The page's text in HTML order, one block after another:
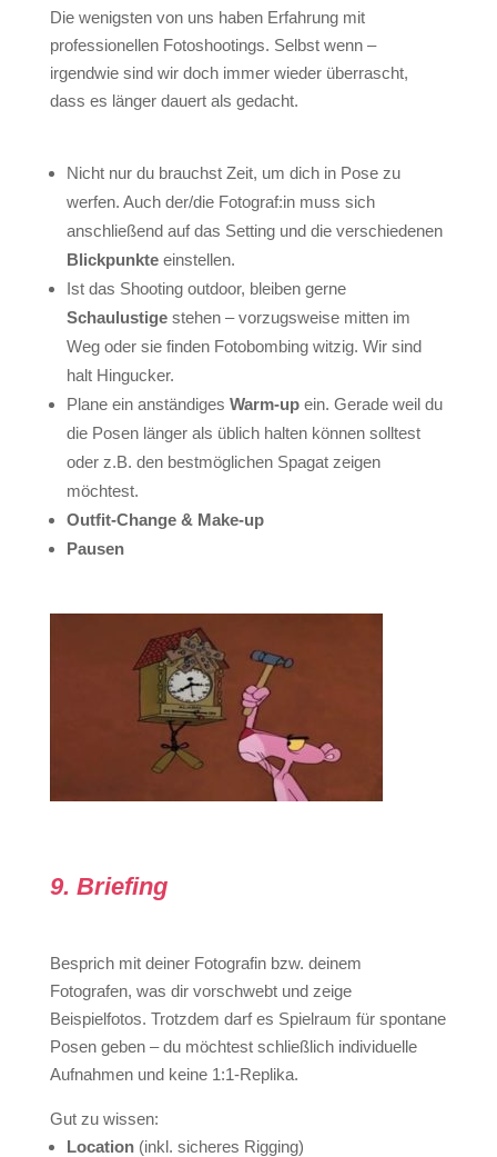
Die wenigsten von uns haben Erfahrung mit
professionellen Fotoshootings. Selbst wenn –
irgendwie sind wir doch immer wieder überrascht,
dass es länger dauert als gedacht.
Nicht nur du brauchst Zeit, um dich in Pose zu
werfen. Auch der/die Fotograf:in muss sich
anschließend auf das Setting und die verschiedenen
Blickpunkteeinstellen.
Ist das Shooting outdoor, bleiben gerne
Schaulustigestehen – vorzugsweise mitten im
Weg oder sie finden Fotobombing witzig. Wir sind
halt Hingucker.
Plane ein anständiges Warm-upein. Gerade weil du
die Posen länger als üblich halten können solltest
oder z.B. den bestmöglichen Spagat zeigen
möchtest.
Outfit-Change & Make-up
Pausen
9. Briefing
Besprich mit deiner Fotografin bzw. deinem
Fotografen, was dir vorschwebt und zeige
Beispielfotos. Trotzdem darf es Spielraum für spontane
Posen geben – du möchtest schließlich individuelle
Aufnahmen und keine 1:1-Replika.
Gut zu wissen:
Location(inkl. sicheres Rigging)